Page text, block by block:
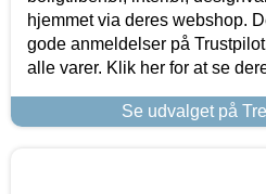
hjemmet via deres webshop.
gode anmeldelser på
alle varer. Klik her for at se
Se udvalget på